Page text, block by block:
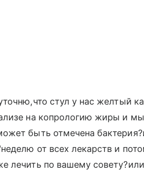
стул у нас желтый
на копрологию жиры и
быть отмечена
от всех лекарств и
лечить по вашему